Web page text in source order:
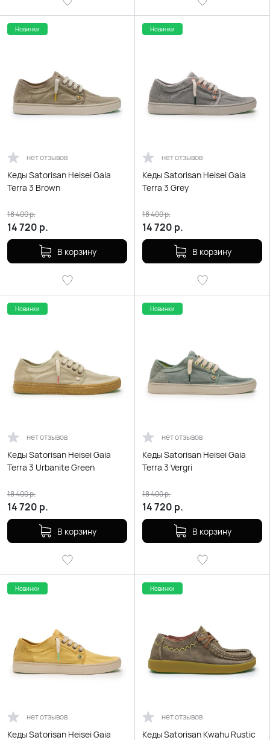
Новинки
нет отзывов
Кеды Satorisan Heisei Gaia
Terra 3 Brown
14 720 р.
18 400р.
В корзину
Новинки
нет отзывов
Кеды Satorisan Heisei Gaia
Terra 3 Grey
14 720 р.
18 400р.
В корзину
Новинки
нет отзывов
Кеды Satorisan Heisei Gaia
Terra 3 Urbanite Green
14 720 р.
18 400р.
В корзину
Новинки
нет отзывов
Кеды Satorisan Heisei Gaia
Terra 3 Vergri
14 720 р.
18 400р.
В корзину
Новинки
нет отзывов
Кеды Satorisan Heisei Gaia
Новинки
нет отзывов
Кеды Satorisan Kwahu Rustic